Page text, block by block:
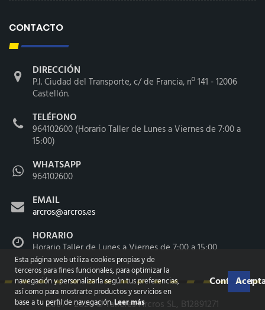
CONTACTO
DIRECCIÓN
P.I. Ciudad del Transporte, c/ de Francia, nº 141 - 12006
Castellón.
TELÉFONO
964102600 (Horario Taller de Lunes a Viernes de 7:00 a
15:00)
WHATSAPP
964102600
EMAIL
arcros@arcros.es
HORARIO
Horario Taller de Lunes a Viernes de 7:00 a 15:00
2007 - 2026 ©Talleres Arcros SL, B12891271
Esta página web utiliza cookies propias y de
terceros para fines funcionales, para optimizar la
navegación y personalizarla según tus preferencias,
así como para mostrarte productos y servicios en
base a tu perfil de navegación.Leer más
Configurar